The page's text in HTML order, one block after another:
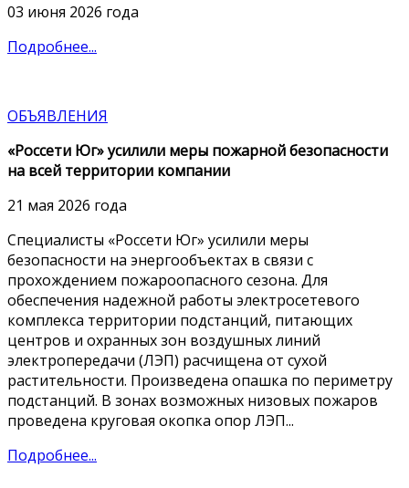
03 июня 2026 года
Подробнее...
ОБЪЯВЛЕНИЯ
«Россети Юг» усилили меры пожарной безопасности
на всей территории компании
21 мая 2026 года
Специалисты «Россети Юг» усилили меры
безопасности на энергообъектах в связи с
прохождением пожароопасного сезона. Для
обеспечения надежной работы электросетевого
комплекса территории подстанций, питающих
центров и охранных зон воздушных линий
электропередачи (ЛЭП) расчищена от сухой
растительности. Произведена опашка по периметру
подстанций. В зонах возможных низовых пожаров
проведена круговая окопка опор ЛЭП...
Подробнее...